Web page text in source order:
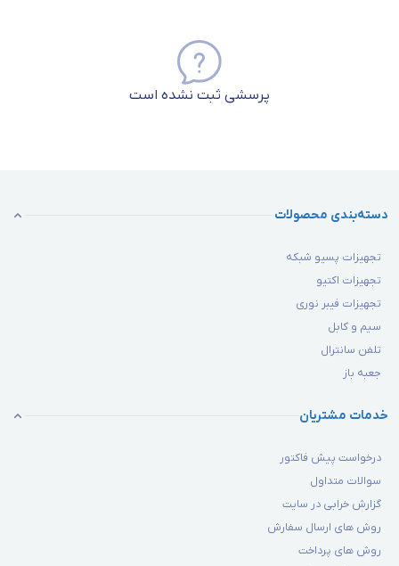
پرسشی ثبت نشده است
دسته‌بندی محصولات
تجهیزات پسیو شبکه
تجهیزات اکتیو
تجهیزات فیبر نوری
سیم و کابل
تلفن سانترال
جعبه باز
خدمات مشتریان
درخواست پیش فاکتور
سوالات متداول
گزارش خرابی در سایت
روش های ارسال سفارش
روش های پرداخت